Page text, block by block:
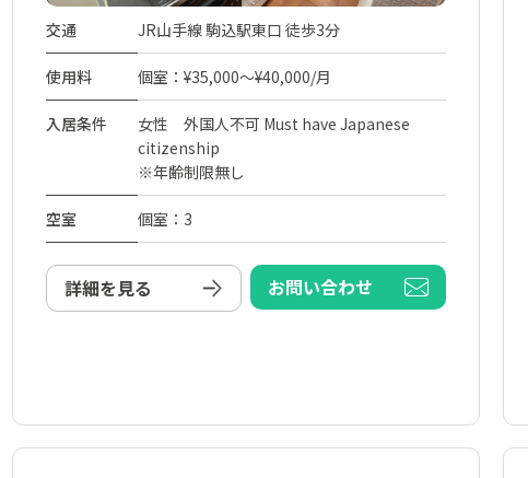
交通 JR山手線 駒込駅東口 徒歩3分
使用料 個室：¥35,000～¥40,000/月
入居条件
女性 外国人不可 Must have Japanese
citizenship
※年齢制限無し
空室 個室：3
詳細を見る お問い合わせ